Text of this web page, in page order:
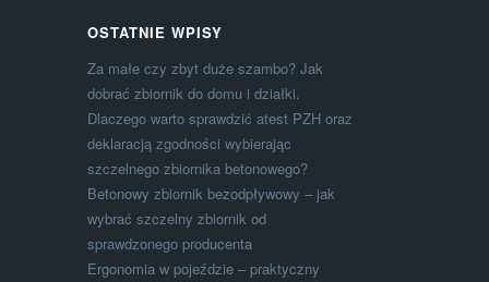
OSTATNIE WPISY
Za małe czy zbyt duże szambo? Jak
dobrać zbiornik do domu i działki.
Dlaczego warto sprawdzić atest PZH oraz
deklaracją zgodności wybierając
szczelnego zbiornika betonowego?
Betonowy zbiornik bezodpływowy – jak
wybrać szczelny zbiornik od
sprawdzonego producenta
Ergonomia w pojeździe – praktyczny